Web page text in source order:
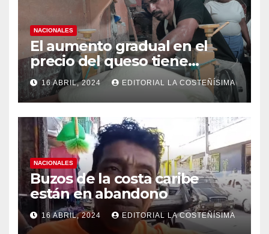
NACIONALES
El aumento gradual en el
precio del queso tiene
efectos a las Panaderias
16 ABRIL, 2024 EDITORIAL LA COSTEÑÍSIMA
NACIONALES
Buzos de la costa caribe
están en abandono
16 ABRIL, 2024 EDITORIAL LA COSTEÑÍSIMA